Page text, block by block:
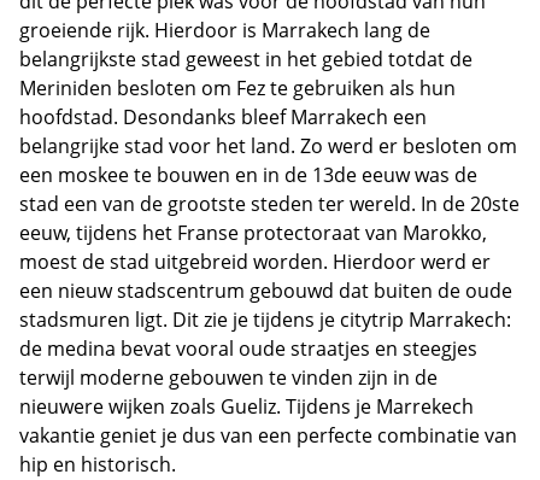
groeiende rijk. Hierdoor is Marrakech lang de
belangrijkste stad geweest in het gebied totdat de
Meriniden besloten om Fez te gebruiken als hun
hoofdstad. Desondanks bleef Marrakech een
belangrijke stad voor het land. Zo werd er besloten om
een moskee te bouwen en in de 13de eeuw was de
stad een van de grootste steden ter wereld. In de 20ste
eeuw, tijdens het Franse protectoraat van Marokko,
moest de stad uitgebreid worden. Hierdoor werd er
een nieuw stadscentrum gebouwd dat buiten de oude
stadsmuren ligt. Dit zie je tijdens je citytrip Marrakech:
de medina bevat vooral oude straatjes en steegjes
terwijl moderne gebouwen te vinden zijn in de
nieuwere wijken zoals Gueliz. Tijdens je Marrekech
vakantie geniet je dus van een perfecte combinatie van
hip en historisch.